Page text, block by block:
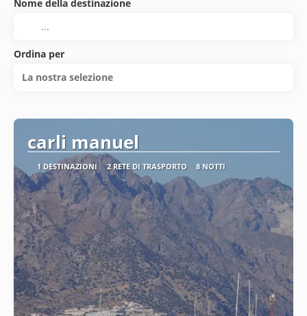
Nome della destinazione
Ordina per
La nostra selezione
carli manuel
1 DESTINAZIONI 2 RETE DI TRASPORTO 8 NOTTI